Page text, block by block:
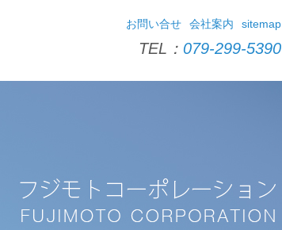
sitemap
会社案内
お問い合せ
TEL： 079-299-5390